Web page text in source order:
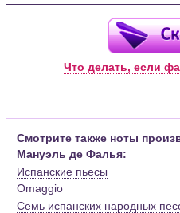
Что делать, если
Смотрите также ноты
Мануэль де Фалья:
Испанские пьесы
Omaggio
Семь испанских народных